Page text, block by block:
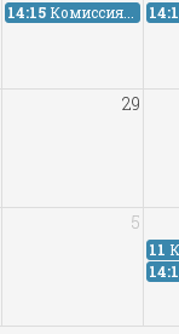
14:15 Комиссия...
29
5
11